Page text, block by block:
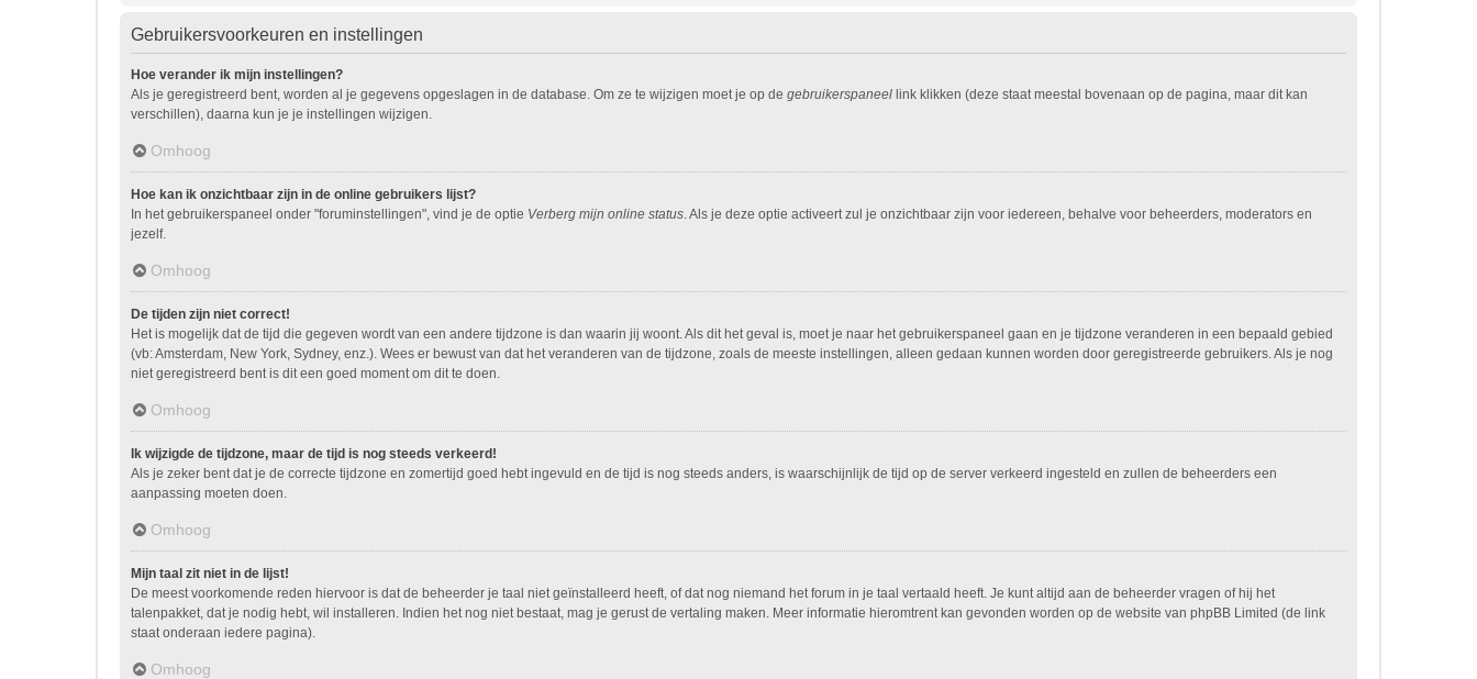
Gebruikersvoorkeuren en instellingen
Hoe verander ik mijn instellingen?
Als je geregistreerd bent, worden al je gegevens opgeslagen in de database. Om ze te wijzigen moet je op de gebruikerspaneel link klikken (deze staat meestal bovenaan op de pagina, maar dit kan
verschillen), daarna kun je je instellingen wijzigen.
Omhoog
Hoe kan ik onzichtbaar zijn in de online gebruikers lijst?
In het gebruikerspaneel onder "foruminstellingen", vind je de optie Verberg mijn online status. Als je deze optie activeert zul je onzichtbaar zijn voor iedereen, behalve voor beheerders, moderators en
jezelf.
Omhoog
De tijden zijn niet correct!
Het is mogelijk dat de tijd die gegeven wordt van een andere tijdzone is dan waarin jij woont. Als dit het geval is, moet je naar het gebruikerspaneel gaan en je tijdzone veranderen in een bepaald gebied
(vb: Amsterdam, New York, Sydney, enz.). Wees er bewust van dat het veranderen van de tijdzone, zoals de meeste instellingen, alleen gedaan kunnen worden door geregistreerde gebruikers. Als je nog
niet geregistreerd bent is dit een goed moment om dit te doen.
Omhoog
Ik wijzigde de tijdzone, maar de tijd is nog steeds verkeerd!
Als je zeker bent dat je de correcte tijdzone en zomertijd goed hebt ingevuld en de tijd is nog steeds anders, is waarschijnlijk de tijd op de server verkeerd ingesteld en zullen de beheerders een
aanpassing moeten doen.
Omhoog
Mijn taal zit niet in de lijst!
De meest voorkomende reden hiervoor is dat de beheerder je taal niet geïnstalleerd heeft, of dat nog niemand het forum in je taal vertaald heeft. Je kunt altijd aan de beheerder vragen of hij het
talenpakket, dat je nodig hebt, wil installeren. Indien het nog niet bestaat, mag je gerust de vertaling maken. Meer informatie hieromtrent kan gevonden worden op de website van phpBB Limited (de link
staat onderaan iedere pagina).
Omhoog